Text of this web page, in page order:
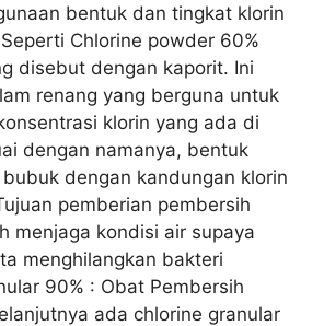
bentuk dan tingkat klorin
Chlorine powder 60%
disebut dengan kaporit. Ini
renang yang berguna untuk
klorin yang ada di
dengan namanya, bentuk
dengan kandungan klorin
pemberian pembersih
menjaga kondisi air supaya
menghilangkan bakteri
90% : Obat Pembersih
ada chlorine granular